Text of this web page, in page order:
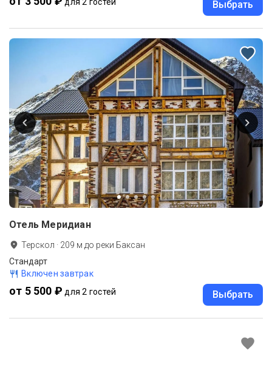
Выбрать
Отель Меридиан
Терскол · 209 м до реки Баксан
Стандарт
Включен завтрак
от 5 500 ₽ для 2 гостей Выбрать